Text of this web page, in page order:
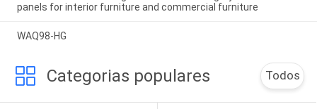
panels for interior furniture and commercial furniture
WAQ98-HG
Categorias populares Todos